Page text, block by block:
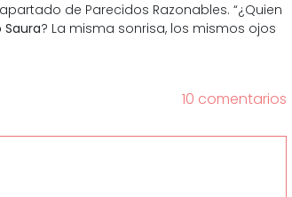
de Parecidos Razonables. “¿Quien
Saura? La misma sonrisa, los mismos ojos
10 comentarios